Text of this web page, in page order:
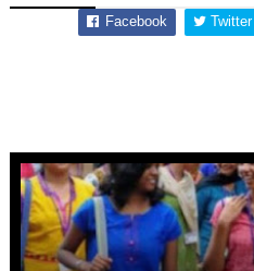
Facebook Twitter